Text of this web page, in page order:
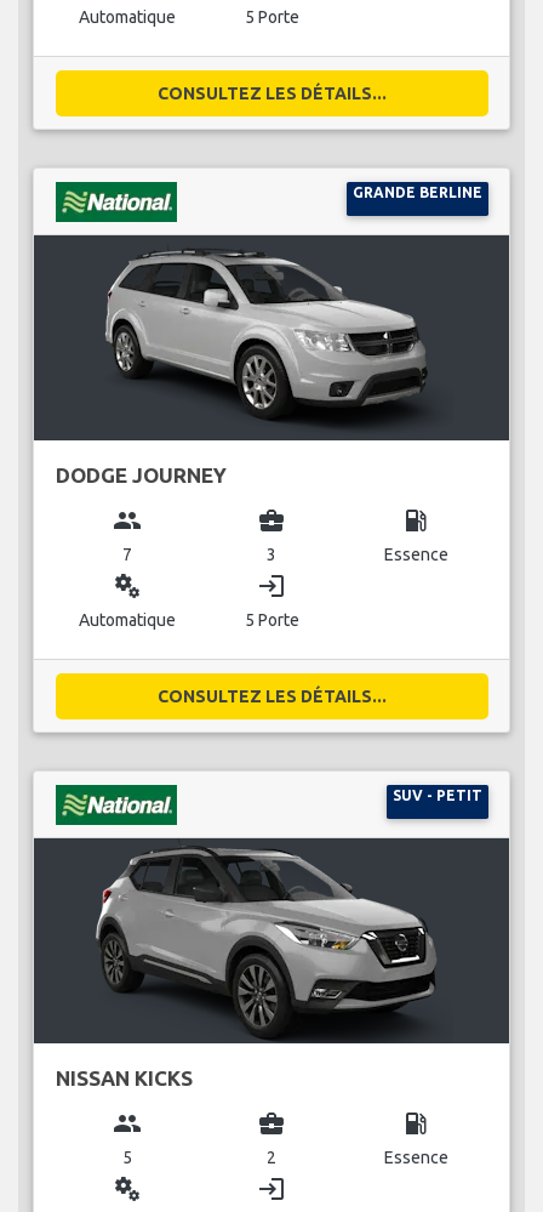
Automatique 5 Porte
CONSULTEZ LES DÉTAILS...
GRANDE BERLINE
DODGE JOURNEY
group
7
business_center
3
local_gas_station
Essence
miscellaneous_services
Automatique
login
5 Porte
CONSULTEZ LES DÉTAILS...
SUV - PETIT
NISSAN KICKS
group
5
business_center
2
local_gas_station
Essence
miscellaneous_services login